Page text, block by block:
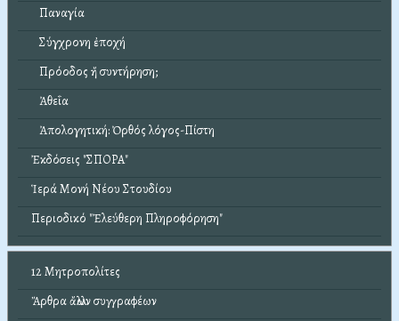
Παναγία
Σύγχρονη ἐποχή
Πρόοδος ἤ συντήρηση;
Ἀθεΐα
Ἀπολογητική: Ὀρθός λόγος-Πίστη
Ἐκδόσεις "ΣΠΟΡΑ"
Ἱερά Μονή Νέου Στουδίου
Περιοδικό "Ἐλεύθερη Πληροφόρηση"
12 Μητροπολίτες
Ἄρθρα ἄλλων συγγραφέων